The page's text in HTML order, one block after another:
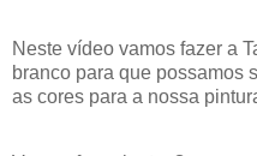
Neste vídeo vamos fazer a
branco para que possamos
as cores para a nossa